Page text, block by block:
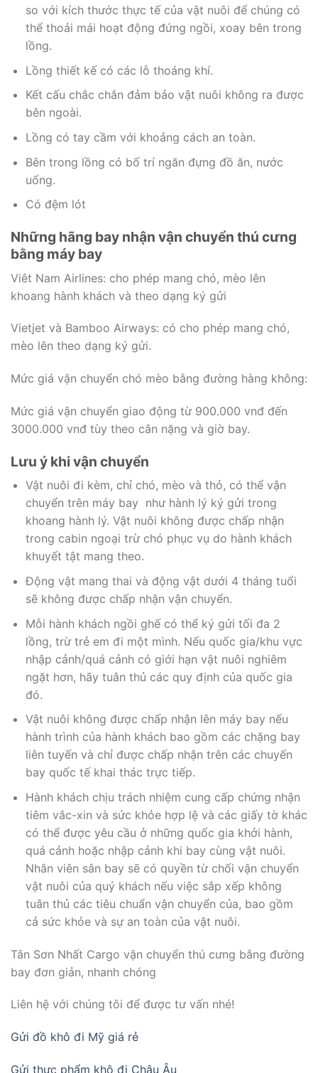
so với kích thước thực tế của vật nuôi để chúng có
thể thoải mái hoạt động đứng ngồi, xoay bên trong
lồng.
Lồng thiết kế có các lỗ thoáng khí.
Kết cấu chắc chắn đảm bảo vật nuôi không ra được
bên ngoài.
Lồng có tay cầm với khoảng cách an toàn.
Bên trong lồng có bố trí ngăn đựng đồ ăn, nước
uống.
Có đệm lót
Những hãng bay nhận vận chuyển thú cưng
bằng máy bay
Viêt Nam Airlines: cho phép mang chó, mèo lên
khoang hành khách và theo dạng ký gửi
Vietjet và Bamboo Airways: có cho phép mang chó,
mèo lên theo dạng ký gửi.
Mức giá vận chuyển chó mèo bằng đường hàng không:
Mức giá vận chuyển giao động từ 900.000 vnđ đến
3000.000 vnđ tùy theo cân nặng và giờ bay.
Lưu ý khi vận chuyển
Vật nuôi đi kèm, chỉ chó, mèo và thỏ, có thể vận
chuyển trên máy bay như hành lý ký gửi trong
khoang hành lý. Vật nuôi không được chấp nhận
trong cabin ngoại trừ chó phục vụ do hành khách
khuyết tật mang theo.
Động vật mang thai và động vật dưới 4 tháng tuổi
sẽ không được chấp nhận vận chuyển.
Mỗi hành khách ngồi ghế có thể ký gửi tối đa 2
lồng, trừ trẻ em đi một mình. Nếu quốc gia/khu vực
nhập cảnh/quá cảnh có giới hạn vật nuôi nghiêm
ngặt hơn, hãy tuân thủ các quy định của quốc gia
đó.
Vật nuôi không được chấp nhận lên máy bay nếu
hành trình của hành khách bao gồm các chặng bay
liên tuyến và chỉ được chấp nhận trên các chuyến
bay quốc tế khai thác trực tiếp.
Hành khách chịu trách nhiệm cung cấp chứng nhận
tiêm vắc-xin và sức khỏe hợp lệ và các giấy tờ khác
có thể được yêu cầu ở những quốc gia khởi hành,
quá cảnh hoặc nhập cảnh khi bay cùng vật nuôi.
Nhân viên sân bay sẽ có quyền từ chối vận chuyển
vật nuôi của quý khách nếu việc sắp xếp không
tuân thủ các tiêu chuẩn vận chuyển của, bao gồm
cả sức khỏe và sự an toàn của vật nuôi.
Tân Sơn Nhất Cargo vận chuyển thú cưng bằng đường
bay đơn giản, nhanh chóng
Liên hệ với chúng tôi để được tư vấn nhé!
Gửi đồ khô đi Mỹ giá rẻ
Gửi thực phẩm khô đi Châu Âu